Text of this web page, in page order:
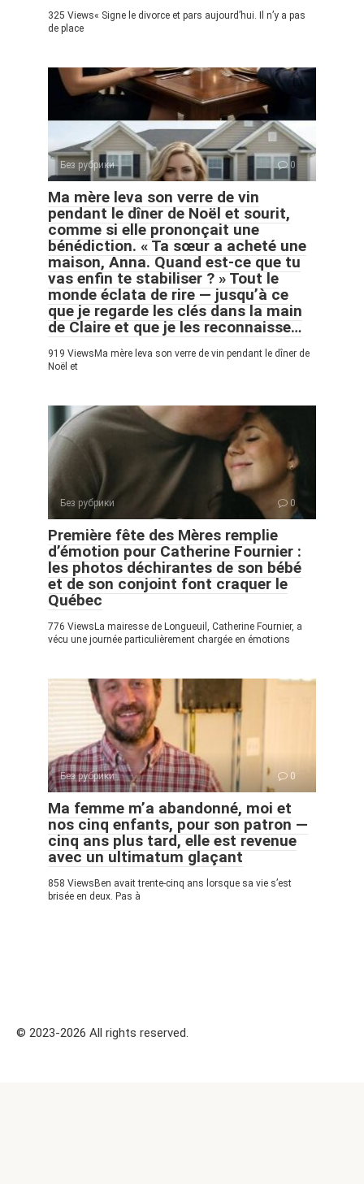
325 Views« Signe le divorce et pars aujourd’hui. Il n’y a pas
de place
Без рубрики 0
Ma mère leva son verre de vin
pendant le dîner de Noël et sourit,
comme si elle prononçait une
bénédiction. « Ta sœur a acheté une
maison, Anna. Quand est-ce que tu
vas enfin te stabiliser ? » Tout le
monde éclata de rire — jusqu’à ce
que je regarde les clés dans la main
de Claire et que je les reconnaisse…
919 ViewsMa mère leva son verre de vin pendant le dîner de
Noël et
Без рубрики 0
Première fête des Mères remplie
d’émotion pour Catherine Fournier :
les photos déchirantes de son bébé
et de son conjoint font craquer le
Québec
776 ViewsLa mairesse de Longueuil, Catherine Fournier, a
vécu une journée particulièrement chargée en émotions
Без рубрики 0
Ma femme m’a abandonné, moi et
nos cinq enfants, pour son patron —
cinq ans plus tard, elle est revenue
avec un ultimatum glaçant
858 ViewsBen avait trente-cinq ans lorsque sa vie s’est
brisée en deux. Pas à
© 2023-2026 All rights reserved.